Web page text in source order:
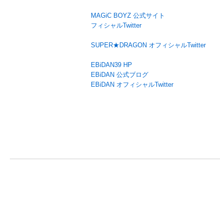
MAGiC BOYZ 公式サイト
フィシャルTwitter
SUPER★DRAGON オフィシャルTwitter
EBiDAN39 HP
EBiDAN 公式ブログ
EBiDAN オフィシャルTwitter